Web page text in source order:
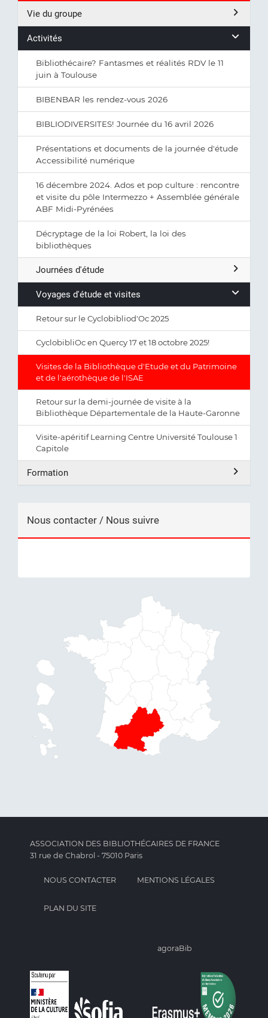
Vie du groupe
Activités
Bibliothécaire? Fantasmes et réalités RDV le 11
juin à Toulouse
BIBENBAR les rendez-vous 2026
BIBLIODIVERSITES! Journée du 16 avril 2026
Présentations et documents de la journée d'étude
Accessibilité numérique
16 décembre 2024. Ados et pop culture : rencontre
et visite du pôle Intermezzo + Assemblée générale
ABF Midi-Pyrénées
Décryptage de la loi Robert, la loi des
bibliothèques
Journées d'étude
Voyages d'étude et visites
Retour sur le Cyclobibliod'Oc 2025
CyclobibliOc en Quercy 17 et 18 octobre 2025!
Visites de la Bibliothèque d'Etude et du Patrimoine
et de l'aérothèque de l'ISAE
Retour sur la demi-journée de visite à la
Bibliothèque Départementale de la Haute-Garonne
Visite-apéritif Learning Centre Université Toulouse 1
Capitole
Formation
Nous contacter / Nous suivre
ASSOCIATION DES BIBLIOTHÉCAIRES DE FRANCE
31 rue de Chabrol - 75010 Paris
NOUS CONTACTER MENTIONS LÉGALES
PLAN DU SITE
agoraBib